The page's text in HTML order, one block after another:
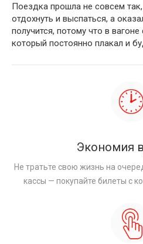
Поездка прошла не совсем
отдохнуть и выспаться, а
получится, потому что в
который постоянно плакал и
Экономия
Не тратьте свою жизнь на
кассы — покупайте билеты с